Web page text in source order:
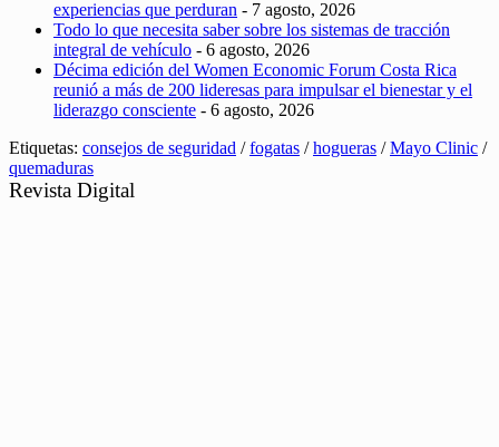
experiencias que perduran - 7 agosto, 2026
Todo lo que necesita saber sobre los sistemas de tracción
integral de vehículo - 6 agosto, 2026
Décima edición del Women Economic Forum Costa Rica
reunió a más de 200 lideresas para impulsar el bienestar y el
liderazgo consciente - 6 agosto, 2026
Etiquetas: consejos de seguridad /fogatas /hogueras /Mayo Clinic /
quemaduras
Revista Digital